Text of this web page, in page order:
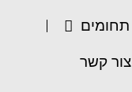
תחומים
צור קשר